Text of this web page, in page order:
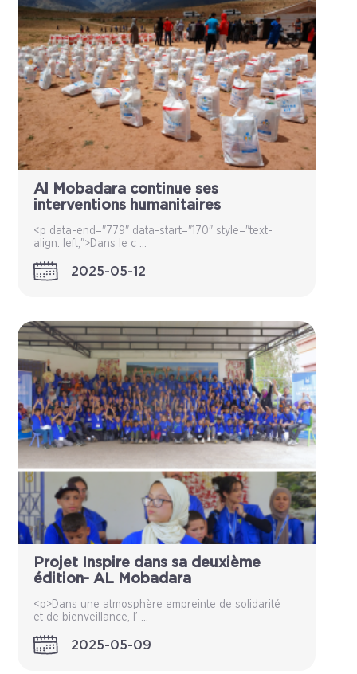
Al Mobadara continue ses
interventions humanitaires
<p data-end="779" data-start="170" style="text-
align: left;">Dans le c ...
2025-05-12
Projet Inspire dans sa deuxième
édition- AL Mobadara
<p>Dans une atmosphère empreinte de solidarité
et de bienveillance, l’ ...
2025-05-09